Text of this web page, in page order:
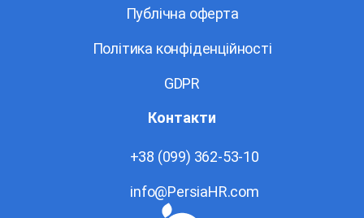
Публічна оферта
Політика конфіденційності
GDPR
Контакти
+38 (099) 362-53-10
info@PersiaHR.com